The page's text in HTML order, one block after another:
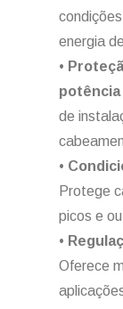
energia
•
potência
de
•
Protege
picos e
•
Oferece